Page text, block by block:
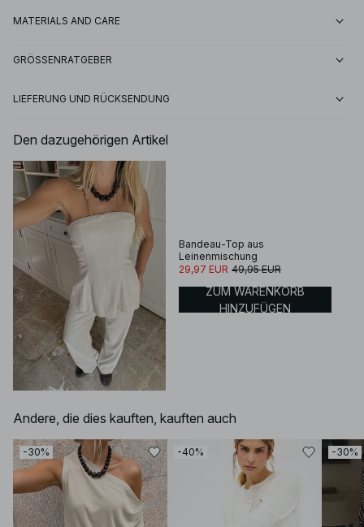
MATERIALS AND CARE
GRÖSSENRATGEBER
LIEFERUNG UND RÜCKSENDUNG
Den dazugehörigen Artikel
Bandeau-Top aus
Leinenmischung
29,97 EUR 49,95 EUR
ZUM WARENKORB
HINZUFÜGEN
Andere, die dies kauften, kauften auch
-30% -40% -30%